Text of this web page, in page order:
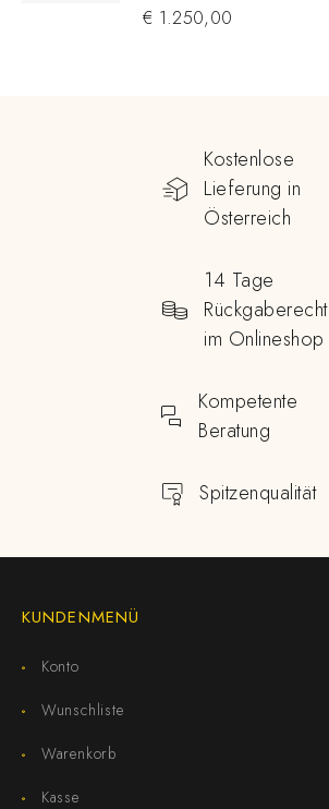
€ 1.250,00
Kostenlose
Lieferung in
Österreich
14 Tage
Rückgaberecht
im Onlineshop
Kompetente
Beratung
Spitzenqualität
KUNDENMENÜ
Konto
Wunschliste
Warenkorb
Kasse